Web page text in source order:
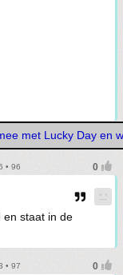
met Lucky Day en
• 96
en staat in de
• 97